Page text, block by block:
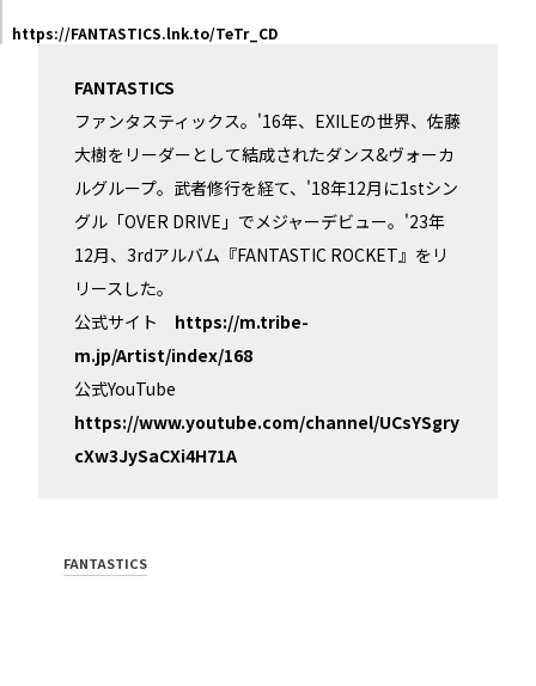
https://FANTASTICS.lnk.to/TeTr_CD
FANTASTICS
ファンタスティックス。'16年、EXILEの世界、佐藤
大樹をリーダーとして結成されたダンス&ヴォーカ
ルグループ。武者修行を経て、'18年12月に1stシン
グル「OVER DRIVE」でメジャーデビュー。'23年
12月、3rdアルバム『FANTASTIC ROCKET』をリ
リースした。
公式サイト https://m.tribe-
m.jp/Artist/index/168
公式YouTube
https://www.youtube.com/channel/UCsYSgry
cXw3JySaCXi4H71A
FANTASTICS